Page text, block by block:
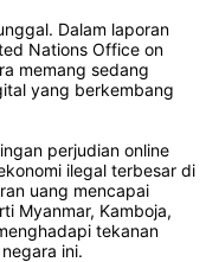
Dalam laporan
Nations Office on
memang sedang
yang berkembang
perjudian online
ilegal terbesar di
uang mencapai
Myanmar, Kamboja,
tekanan
ini.